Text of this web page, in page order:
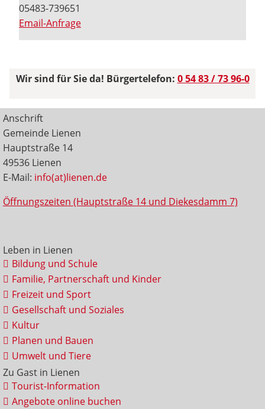
05483-739651
Email-Anfrage
Wir sind für Sie da! Bürgertelefon: 0 54 83 / 73 96-0
Anschrift
Gemeinde Lienen
Hauptstraße 14
49536 Lienen
E-Mail: info(at)lienen.de
Öffnungszeiten (Hauptstraße 14 und Diekesdamm 7)
Leben in Lienen
Bildung und Schule
Familie, Partnerschaft und Kinder
Freizeit und Sport
Gesellschaft und Soziales
Kultur
Planen und Bauen
Umwelt und Tiere
Zu Gast in Lienen
Tourist-Information
Angebote online buchen